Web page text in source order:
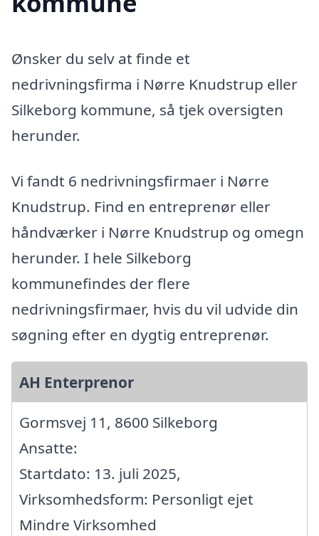
Ønsker du selv at finde et
nedrivningsfirma i Nørre Knudstrup eller
Silkeborg kommune, så tjek oversigten
herunder.
Vi fandt 6 nedrivningsfirmaer i Nørre
Knudstrup. Find en entreprenør eller
håndværker i Nørre Knudstrup og omegn
herunder. I hele Silkeborg
kommunefindes der flere
nedrivningsfirmaer, hvis du vil udvide din
søgning efter en dygtig entreprenør.
AH Enterprenor
Gormsvej 11, 8600 Silkeborg
Ansatte:
Startdato: 13. juli 2025,
Virksomhedsform: Personligt ejet
Mindre Virksomhed